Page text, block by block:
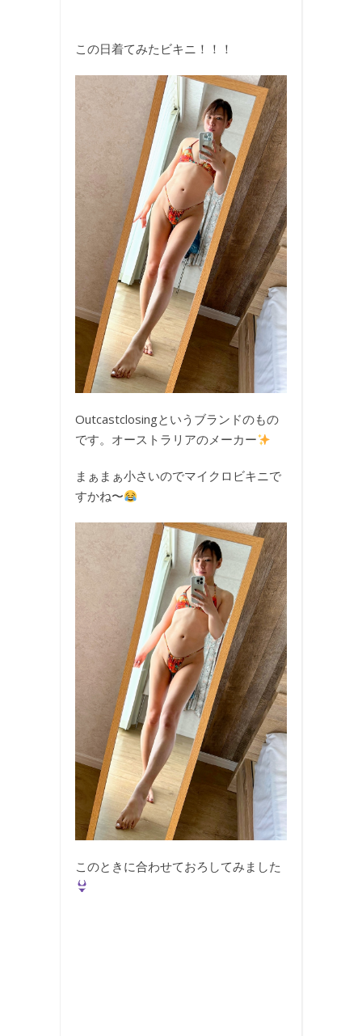
この日着てみたビキニ！！！
Outcastclosingというブランドのもの
です。オーストラリアのメーカー
まぁまぁ小さいのでマイクロビキニで
すかね〜
このときに合わせておろしてみました